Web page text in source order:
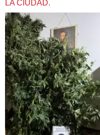
LA CIUDAD.